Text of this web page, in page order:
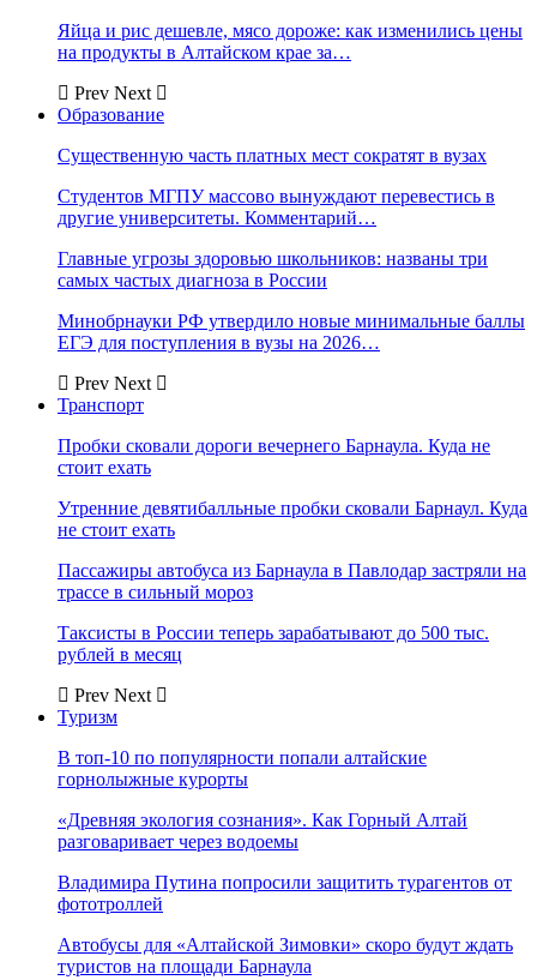
Яйца и рис дешевле, мясо дороже: как изменились цены
на продукты в Алтайском крае за…
Prev Next
Образование
Существенную часть платных мест сократят в вузах
Студентов МГПУ массово вынуждают перевестись в
другие университеты. Комментарий…
Главные угрозы здоровью школьников: названы три
самых частых диагноза в России
Минобрнауки РФ утвердило новые минимальные баллы
ЕГЭ для поступления в вузы на 2026…
Prev Next
Транспорт
Пробки сковали дороги вечернего Барнаула. Куда не
стоит ехать
Утренние девятибалльные пробки сковали Барнаул. Куда
не стоит ехать
Пассажиры автобуса из Барнаула в Павлодар застряли на
трассе в сильный мороз
Таксисты в России теперь зарабатывают до 500 тыс.
рублей в месяц
Prev Next
Туризм
В топ-10 по популярности попали алтайские
горнолыжные курорты
«Древняя экология сознания». Как Горный Алтай
разговаривает через водоемы
Владимира Путина попросили защитить турагентов от
фототроллей
Автобусы для «Алтайской Зимовки» скоро будут ждать
туристов на площади Барнаула